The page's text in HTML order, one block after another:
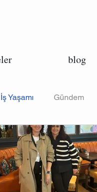
blog
İş Yaşamı Gündem
Tasarım